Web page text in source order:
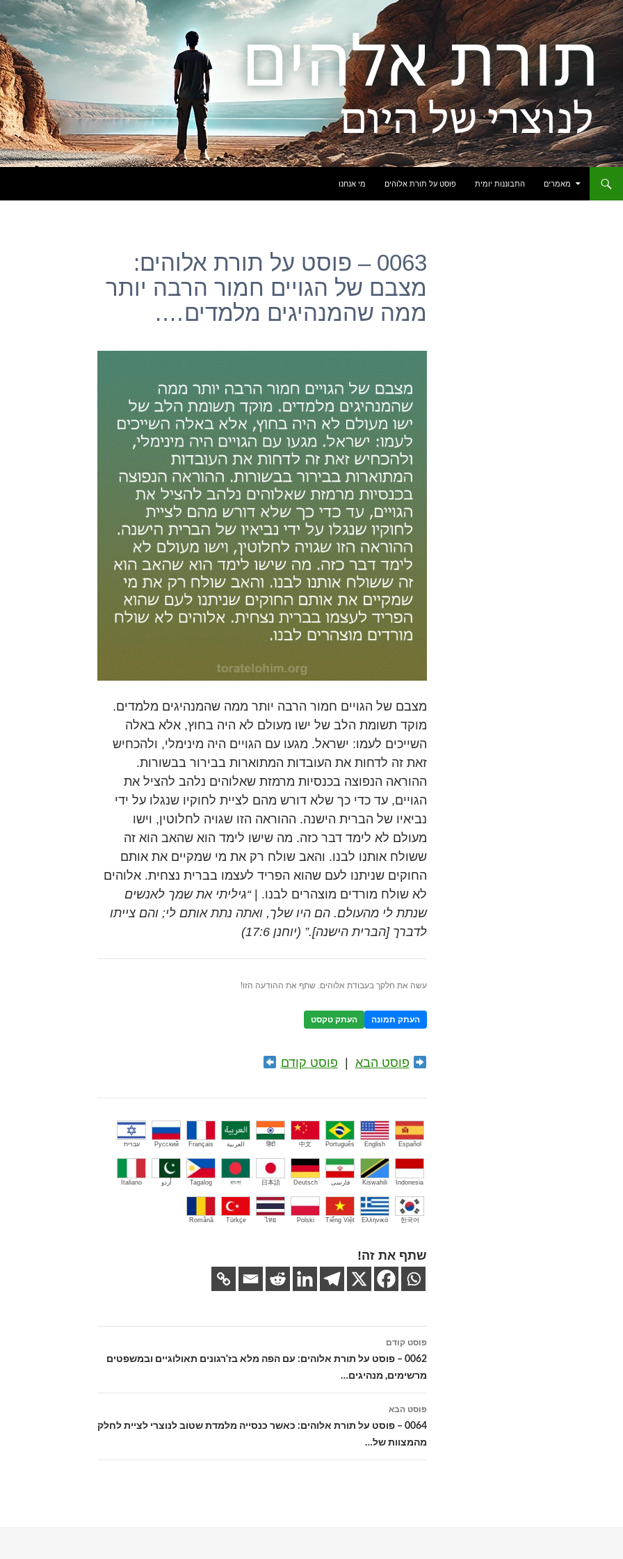
מאמרים
התבוננות יומית פוסט על תורת אלוהים מי אנחנו
0063 – פוסט על תורת אלוהים:
מצבם של הגויים חמור הרבה יותר
ממה שהמנהיגים מלמדים….
מצבם של הגויים חמור הרבה יותר ממה שהמנהיגים מלמדים.
מוקד תשומת הלב של ישו מעולם לא היה בחוץ, אלא באלה
השייכים לעמו: ישראל. מגעו עם הגויים היה מינימלי, ולהכחיש
זאת זה לדחות את העובדות המתוארות בבירור בבשורות.
ההוראה הנפוצה בכנסיות מרמזת שאלוהים נלהב להציל את
הגויים, עד כדי כך שלא דורש מהם לציית לחוקיו שנגלו על ידי
נביאיו של הברית הישנה. ההוראה הזו שגויה לחלוטין, וישו
מעולם לא לימד דבר כזה. מה שישו לימד הוא שהאב הוא זה
ששולח אותנו לבנו. והאב שולח רק את מי שמקיים את אותם
החוקים שניתנו לעם שהוא הפריד לעצמו בברית נצחית. אלוהים
לא שולח מורדים מוצהרים לבנו. |“גיליתי את שמך לאנשים
שנתת לי מהעולם. הם היו שלך, ואתה נתת אותם לי; והם צייתו
לדברך [הברית הישנה].” (יוחנן 17:6)
עשה את חלקך בעבודת אלוהים. שתף את ההודעה הזו!
העתק תמונה העתק טקסט
פוסט הבא פוסט קודם
Español
English
Português
中文
हिंदी العربية Français
Русский עברית
Indonesia
Kiswahili فارسی Deutsch
日本語
বাংলা
Tagalog اُردو Italiano
한국어
Ελληνικά
Tiếng Việt
Polski
ไทย
Türkçe
Română
שתף את זה!
ניווט
בפוסטים
פוסט קודם
0062 – פוסט על תורת אלוהים: עם הפה מלא בז'רגונים תאולוגיים ובמשפטים
מרשימים, מנהיגים…
פוסט הבא
0064 – פוסט על תורת אלוהים: כאשר כנסייה מלמדת שטוב לנוצרי לציית לחלק
מהמצוות של…